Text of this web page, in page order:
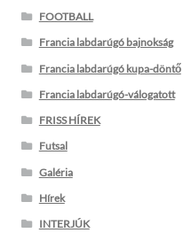
FOOTBALL
Francia labdarúgó bajnokság
Francia labdarúgó kupa-döntő
Francia labdarúgó-válogatott
FRISS HÍREK
Futsal
Galéria
Hírek
INTERJÚK